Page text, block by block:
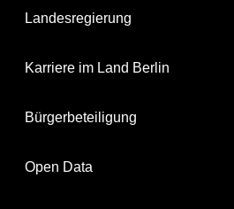
Landesregierung
Karriere im Land Berlin
Bürgerbeteiligung
Open Data